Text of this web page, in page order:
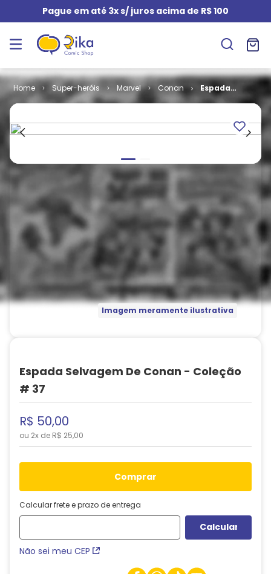
Pague em até 3x s/ juros acima de R$ 100
Super-heróis Marvel Conan
Espada
Selvagem de
Coleção # 37
Imagem meramente ilustrativa
Espada Selvagem De Conan - Coleção
# 37
R$ 50,00
ou 2x de R$ 25,00
comprar
Calcular frete e prazo de entrega
Não sei meu CEP